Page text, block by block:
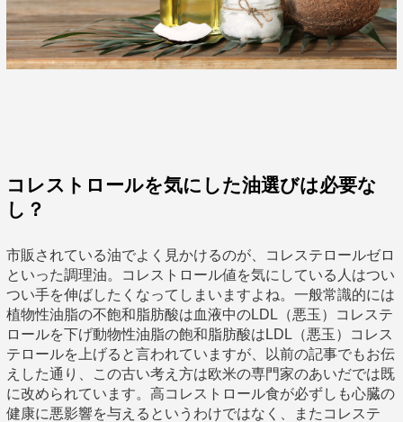
コレストロールを気にした油選びは必要な
し？
市販されている油でよく見かけるのが、コレステロールゼロ
といった調理油。コレストロール値を気にしている人はつい
つい手を伸ばしたくなってしまいますよね。一般常識的には
植物性油脂の不飽和脂肪酸は血液中のLDL（悪玉）コレステ
ロールを下げ動物性油脂の飽和脂肪酸はLDL（悪玉）コレス
テロールを上げると言われていますが、以前の記事でもお伝
えした通り、この古い考え方は欧米の専門家のあいだでは既
に改められています。高コレストロール食が必ずしも心臓の
健康に悪影響を与えるというわけではなく、またコレステ